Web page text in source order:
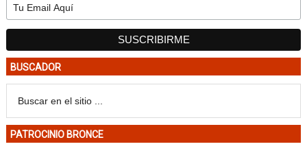
BUSCADOR
PATROCINIO BRONCE